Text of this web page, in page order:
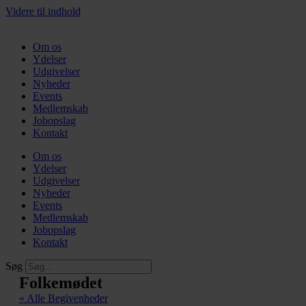
Videre til indhold
Om os
Ydelser
Udgivelser
Nyheder
Events
Medlemskab
Jobopslag
Kontakt
Om os
Ydelser
Udgivelser
Nyheder
Events
Medlemskab
Jobopslag
Kontakt
Søg
Folkemødet
« Alle Begivenheder